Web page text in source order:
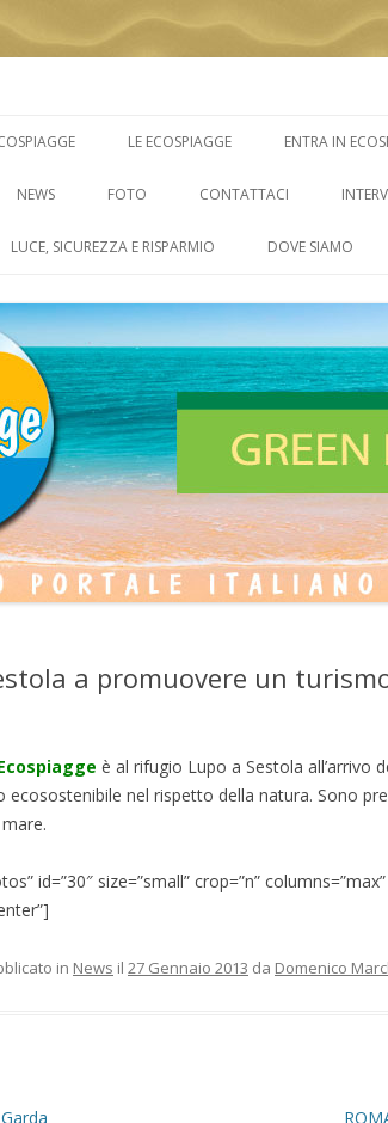
LE ECOSPIAGGE ENTRA IN
NEWS FOTO CONTATTACI
LUCE, SICUREZZA E RISPARMIO DOVE SIAMO
a promuovere un
è al rifugio Lupo a Sestola all’arrivo
nel rispetto della natura. Sono
id=”30″ size=”small” crop=”n”
in News il 27 Gennaio 2013 da Domenico